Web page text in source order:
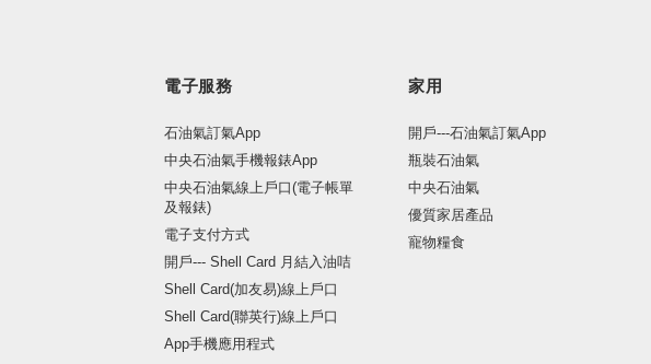
電子服務
石油氣訂氣App
中央石油氣手機報錶App
中央石油氣線上戶口(電子帳單
及報錶)
電子支付方式
開戶--- Shell Card 月結入油咭
Shell Card(加友易)線上戶口
Shell Card(聯英行)線上戶口
App手機應用程式
家用
開戶---石油氣訂氣App
瓶裝石油氣
中央石油氣
優質家居產品
寵物糧食